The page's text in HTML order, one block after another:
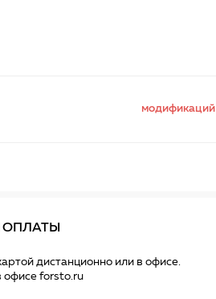
модификаций
дистанционно или в офисе.
офисе forsto.ru